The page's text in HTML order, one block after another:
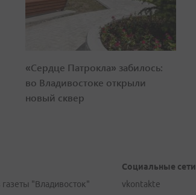
«Сердце Патрокла» забилось:
во Владивостоке открыли
новый сквер
газеты "Владивосток"
Социальные сети
vkontakte